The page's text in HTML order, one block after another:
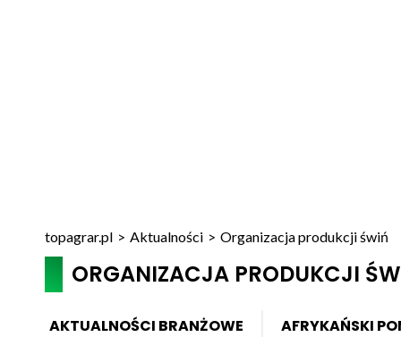
topagrar.pl > Aktualności > Organizacja produkcji świń
ORGANIZACJA PRODUKCJI
AKTUALNOŚCI BRANŻOWE AFRYKAŃSKI